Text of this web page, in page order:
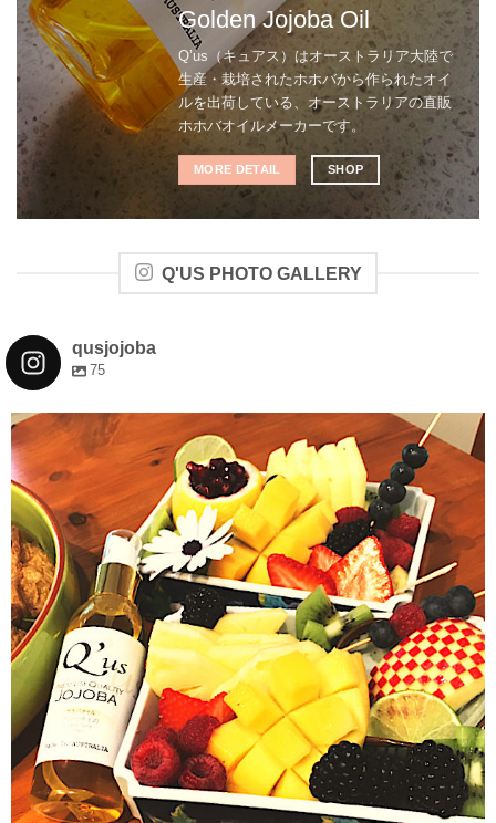
Golden Jojoba Oil
Q’us（キュアス）はオーストラリア大陸で
生産・栽培されたホホバから作られたオイ
ルを出荷している、オーストラリアの直販
ホホバオイルメーカーです。
MORE DETAIL SHOP
Q'US PHOTO GALLERY
qusjojoba
75
qusjojoba